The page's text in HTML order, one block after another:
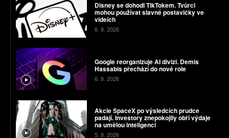
Disney se dohodl TikTokem. Tvůrci
mohou používat slavné postavičky ve
videích
6. 8. 2026
Google reorganizuje AI divizi. Demis
Hassabis přechází do nové role
6. 8. 2026
Akcie SpaceX po výsledcích prudce
padají. Investory znepokojily obří výdaje
na umělou inteligenci
5. 8. 2026